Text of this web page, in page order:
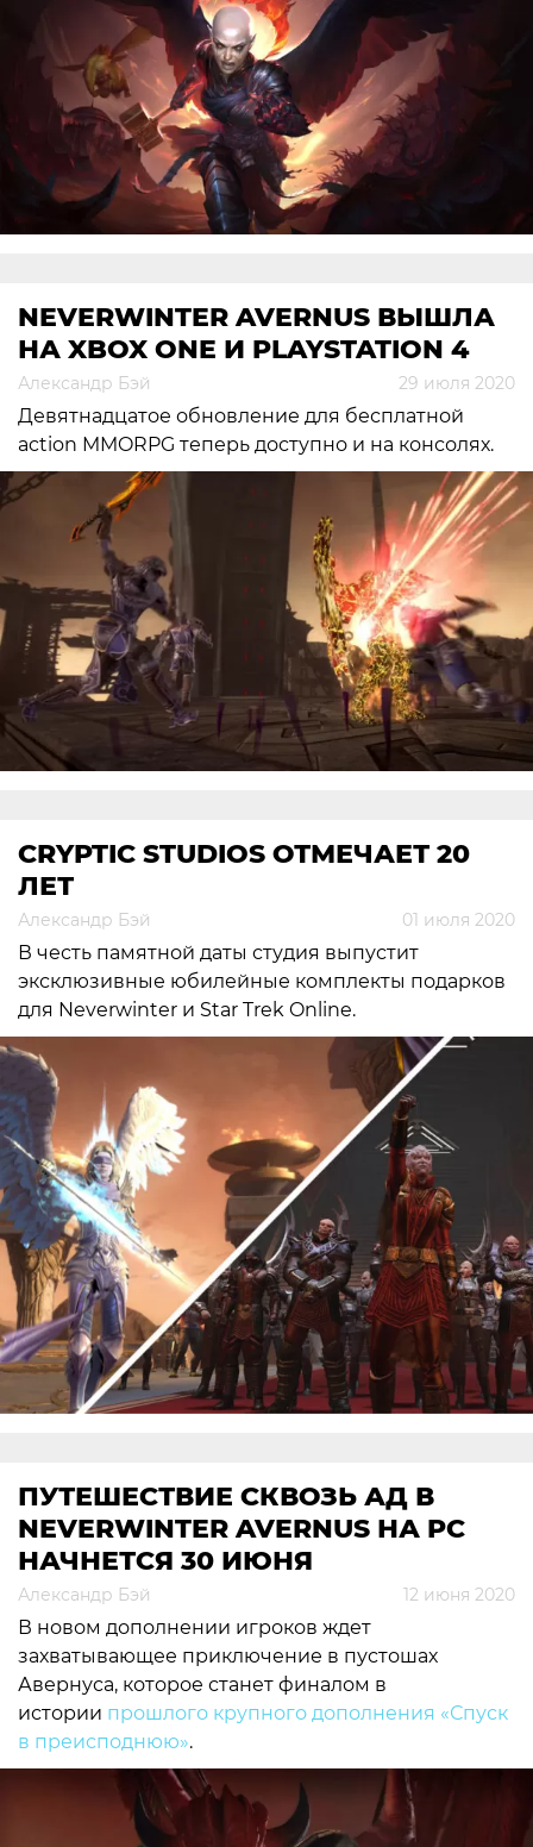
NEVERWINTER AVERNUS ВЫШЛА
НА XBOX ONE И PLAYSTATION 4
Александр Бэй 29 июля 2020
Девятнадцатое обновление для бесплатной
action MMORPG теперь доступно и на консолях.
CRYPTIC STUDIOS ОТМЕЧАЕТ 20
ЛЕТ
Александр Бэй 01 июля 2020
В честь памятной даты студия выпустит
эксклюзивные юбилейные комплекты подарков
для Neverwinter и Star Trek Online.
ПУТЕШЕСТВИЕ СКВОЗЬ АД В
NEVERWINTER AVERNUS НА PC
НАЧНЕТСЯ 30 ИЮНЯ
Александр Бэй 12 июня 2020
В новом дополнении игроков ждет
захватывающее приключение в пустошах
Авернуса, которое станет финалом в
истории прошлого крупного дополнения «Спуск
в преисподнюю».